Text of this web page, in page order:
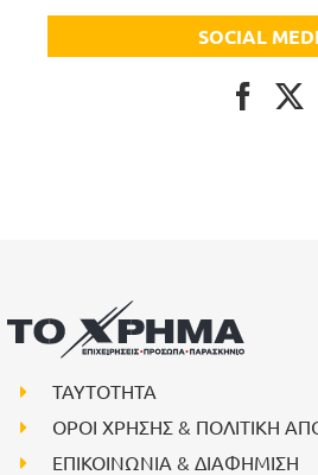
SOCIAL
ΤΑΥΤΟΤΗΤΑ
ΟΡΟΙ ΧΡΗΣΗΣ & ΠΟΛΙΤΙΚΗ
ΕΠΙΚΟΙΝΩΝΙΑ & ΔΙΑΦΗΜΙΣΗ